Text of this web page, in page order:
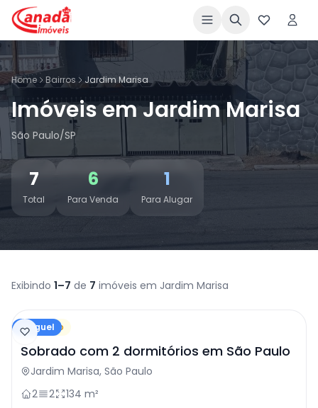
Home Bairros Jardim Marisa
Imóveis em Jardim Marisa
São Paulo/SP
7
Total
6
Para Venda
1
Para Alugar
Exibindo 1–7 de 7 imóveis em Jardim Marisa
Aluguel
Sobrado
Sobrado com 2 dormitórios em São Paulo
Jardim Marisa, São Paulo
2
2 134 m²